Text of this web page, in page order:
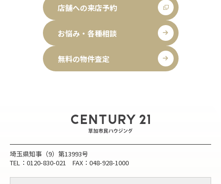
店舗への来店予約
お悩み・各種相談
無料の物件査定
埼玉県知事（9）第13993号
TEL：0120-830-021 FAX：048-928-1000